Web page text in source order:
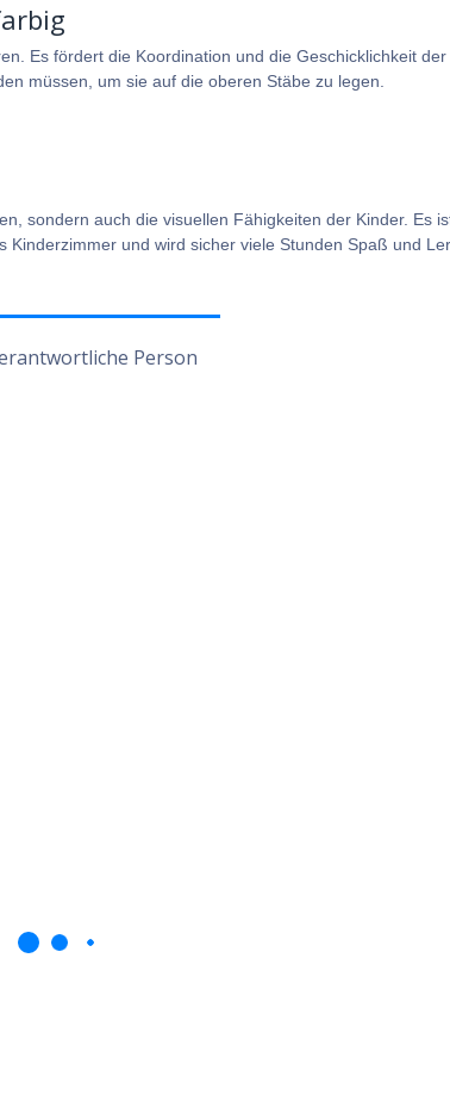
Es fördert die Koordination und die Geschicklichkeit
müssen, um sie auf die oberen Stäbe zu legen.
sondern auch die visuellen Fähigkeiten der Kinder. Es
und wird sicher viele Stunden Spaß und
Person